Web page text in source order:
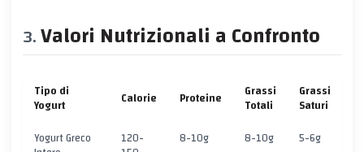
Valori Nutrizionali a Confronto
Tipo di
Yogurt Calorie Proteine Grassi
Totali
Grassi
Saturi
Yogurt Greco 120- 8-10g 8-10g 5-6g